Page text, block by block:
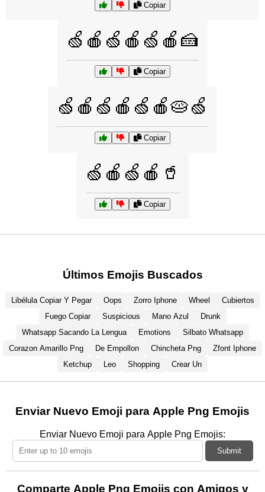
Copiar
🍏🍎🍏🍎🍏🍎🍰
Copiar
🍏🍎🍏🍎🍏🍎🥧🍏
Copiar
🍏🍎🍏🍎🥤
Copiar
Últimos Emojis Buscados
Libélula Copiar Y Pegar Oops Zorro Iphone Wheel
Cubiertos
Fuego Copiar
Suspicious Mano Azul
Drunk
Whatsapp Sacando La Lengua
Emotions
Silbato Whatsapp
Corazon Amarillo Png
De Empollon Chincheta Png
Zfont Iphone
Ketchup
Leo Shopping Crear Un
Enviar Nuevo Emoji para Apple Png Emojis
Enviar Nuevo Emoji para Apple Png Emojis:
Submit
Comparte Apple Png Emojis con Amigos y